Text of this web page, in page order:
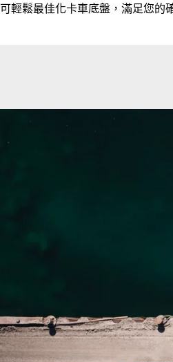
可輕鬆最佳化卡車底盤，滿足您的